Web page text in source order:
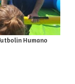
Humano